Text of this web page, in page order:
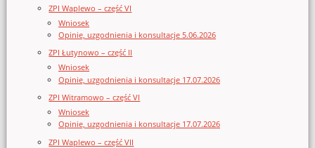
ZPI Waplewo – część VI
Wniosek
Opinie, uzgodnienia i konsultacje 5.06.2026
ZPI Łutynowo – część II
Wniosek
Opinie, uzgodnienia i konsultacje 17.07.2026
ZPI Witramowo – część VI
Wniosek
Opinie, uzgodnienia i konsultacje 17.07.2026
ZPI Waplewo – część VII